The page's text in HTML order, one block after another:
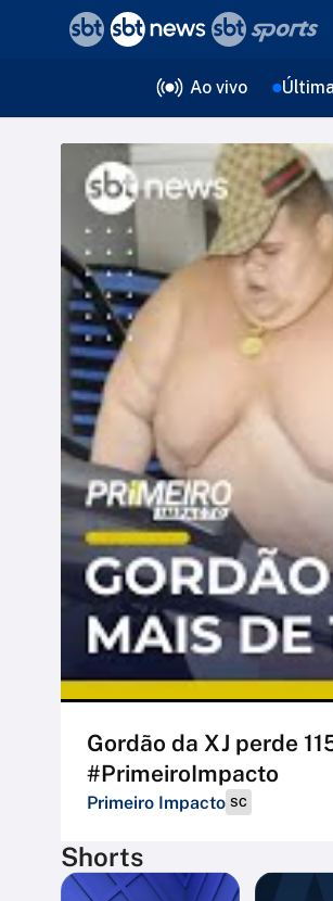
Ao vivo
Gordão da XJ perde
#PrimeiroImpacto
Primeiro Impacto SC
Shorts
voltar
Editorias